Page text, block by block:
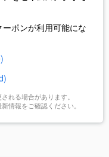
ポンが利用可能にな
れる場合があります。
情報をご確認ください。